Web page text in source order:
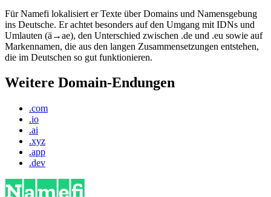
Für Namefi lokalisiert er Texte über Domains und Namensgebung
ins Deutsche. Er achtet besonders auf den Umgang mit IDNs und
Umlauten (ä→ae), den Unterschied zwischen .de und .eu sowie auf
Markennamen, die aus den langen Zusammensetzungen entstehen,
die im Deutschen so gut funktionieren.
Weitere Domain-Endungen
.com
.io
.ai
.xyz
.app
.dev